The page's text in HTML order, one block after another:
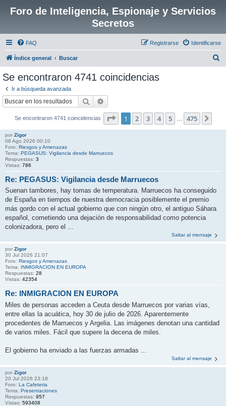
Foro de Inteligencia, Espionaje y Servicios
Secretos
FAQ Identificarse
Registrarse
Índice general Buscar
Se encontraron 4741 coincidencias
Ir a búsqueda avanzada
Buscar
Se encontraron 4741 coincidencias Página de 475
1 2 3 4 5 475
por Zigor
08 Ago 2026 00:10
Foro: Riesgos y Amenazas
Tema: PEGASUS: Vigilancia desde Marruecos
Respuestas: 3
Vistas: 786
Re: PEGASUS: Vigilancia desde Marruecos
Suenan tambores, hay tomas de temperatura. Marruecos ha conseguido
de España en tiempos de nuestra democracia posiblemente el premio
más gordo con el actual gobierno que con ningún otro, el antiguo Sáhara
español, cometiendo una dejación de responsabilidad como potencia
colonizadora, pero el ...
Saltar al mensaje
por Zigor
30 Jul 2026 21:07
Foro: Riesgos y Amenazas
Tema: INMIGRACION EN EUROPA
Respuestas: 28
Vistas: 42354
Re: INMIGRACION EN EUROPA
Miles de personas acceden a Ceuta desde Marruecos por varias vías,
entre ellas la acuática, hoy 30 de julio de 2026. Aparentemente
procedentes de Marruecos y Argelia. Las imágenes denotan una cantidad
de varios miles. Fácil que supere la decena de miles.
El gobierno ha enviado a las fuerzas armadas ...
Saltar al mensaje
por Zigor
20 Jul 2026 23:18
Foro: La Cafeteria
Tema: Presentaciones
Respuestas: 957
Vistas: 593408